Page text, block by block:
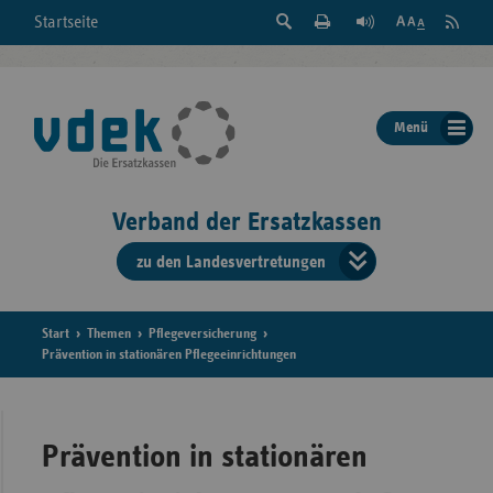
Startseite
Suche
der
Seite
Feed
Menü
Verband der Ersatzkassen
zu den Landesvertretungen
der
Start Themen
Pflegeversicherung
Prävention in stationären Pflegeeinrichtungen
Prävention in stationären